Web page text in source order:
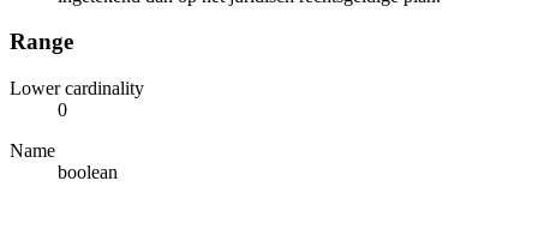
Range
Lower cardinality
0
Name
boolean